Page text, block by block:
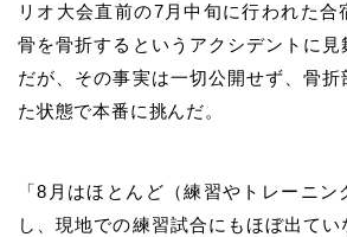
リオ大会直前の7月中旬に行われた合
骨を骨折するというアクシデントに見
だが、その事実は一切公開せず、骨
た状態で本番に挑んだ。
「8月はほとんど（練習やトレーニン
し、現地での練習試合にもほぼ出て